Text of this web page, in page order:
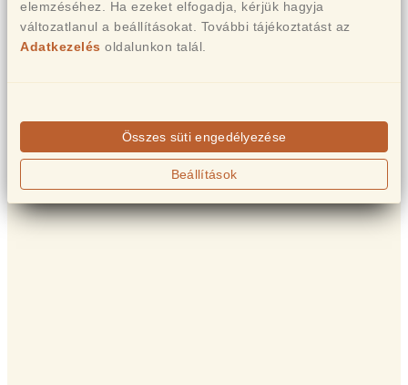
elemzéséhez. Ha ezeket elfogadja, kérjük hagyja
változatlanul a beállításokat. További tájékoztatást az
Adatkezelés oldalunkon talál.
Összes süti engedélyezése
Beállítások